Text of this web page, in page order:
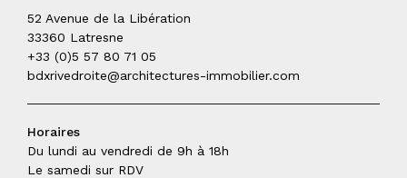
52 Avenue de la Libération
33360 Latresne
+33 (0)5 57 80 71 05
bdxrivedroite@architectures-immobilier.com
Horaires
Du lundi au vendredi de 9h à 18h
Le samedi sur RDV